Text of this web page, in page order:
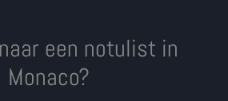
een notulist in
Monaco?